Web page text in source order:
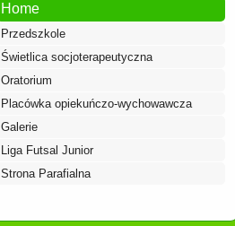
Home
Przedszkole
Świetlica socjoterapeutyczna
Oratorium
Placówka opiekuńczo-wychowawcza
Galerie
Liga Futsal Junior
Strona Parafialna